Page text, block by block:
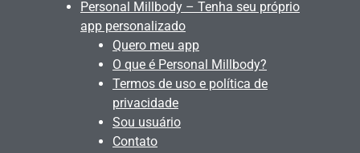
Personal Millbody – Tenha seu próprio
app personalizado
Quero meu app
O que é Personal Millbody?
Termos de uso e política de
privacidade
Sou usuário
Contato